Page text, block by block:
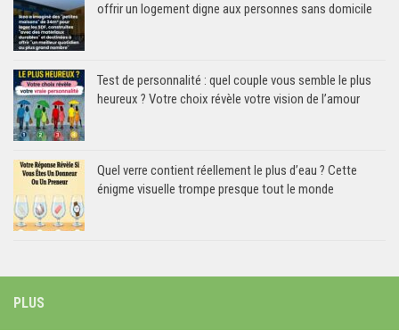
offrir un logement digne aux personnes sans domicile
Test de personnalité : quel couple vous semble le plus
heureux ? Votre choix révèle votre vision de l’amour
Quel verre contient réellement le plus d’eau ? Cette
énigme visuelle trompe presque tout le monde
PLUS